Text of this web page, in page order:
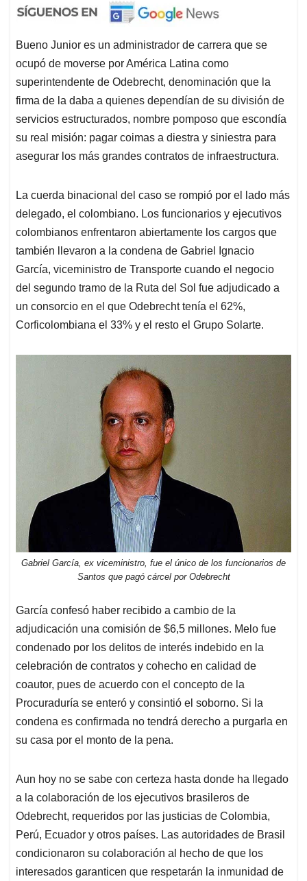
Bueno Junior es un administrador de carrera que se
ocupó de moverse por América Latina como
superintendente de Odebrecht, denominación que la
firma de la daba a quienes dependían de su división de
servicios estructurados, nombre pomposo que escondía
su real misión: pagar coimas a diestra y siniestra para
asegurar los más grandes contratos de infraestructura.
La cuerda binacional del caso se rompió por el lado más
delegado, el colombiano. Los funcionarios y ejecutivos
colombianos enfrentaron abiertamente los cargos que
también llevaron a la condena de Gabriel Ignacio
García, viceministro de Transporte cuando el negocio
del segundo tramo de la Ruta del Sol fue adjudicado a
un consorcio en el que Odebrecht tenía el 62%,
Corficolombiana el 33% y el resto el Grupo Solarte.
Gabriel García, ex viceministro, fue el único de los funcionarios de
Santos que pagó cárcel por Odebrecht
García confesó haber recibido a cambio de la
adjudicación una comisión de $6,5 millones. Melo fue
condenado por los delitos de interés indebido en la
celebración de contratos y cohecho en calidad de
coautor, pues de acuerdo con el concepto de la
Procuraduría se enteró y consintió el soborno. Si la
condena es confirmada no tendrá derecho a purgarla en
su casa por el monto de la pena.
Aun hoy no se sabe con certeza hasta donde ha llegado
a la colaboración de los ejecutivos brasileros de
Odebrecht, requeridos por las justicias de Colombia,
Perú, Ecuador y otros países. Las autoridades de Brasil
condicionaron su colaboración al hecho de que los
interesados garanticen que respetarán la inmunidad de